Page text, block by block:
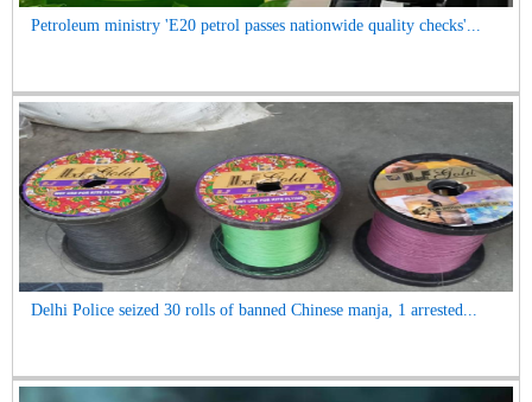
Petroleum ministry 'E20 petrol passes nationwide quality checks'...
Delhi Police seized 30 rolls of banned Chinese manja, 1 arrested...